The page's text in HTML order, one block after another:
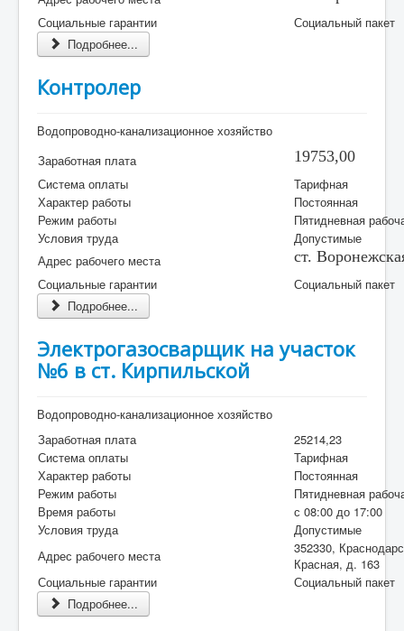
Социальные гарантии
Социальный пакет
Подробнее...
Контролер
Водопроводно-канализационное хозяйство
Заработная плата
19753,00
Система оплаты
Тарифная
Характер работы
Постоянная
Режим работы
Пятидневная
Условия труда
Допустимые
Адрес рабочего места
ст.
Социальные гарантии
Социальный пакет
Подробнее...
Электрогазосварщик на участок
№6 в ст. Кирпильской
Водопроводно-канализационное хозяйство
Заработная плата
25214,23
Система оплаты
Тарифная
Характер работы
Постоянная
Режим работы
Пятидневная
Время работы
с 08:00 до 17:00
Условия труда
Допустимые
Адрес рабочего места
352330,
Красная, д. 163
Социальные гарантии
Социальный пакет
Подробнее...